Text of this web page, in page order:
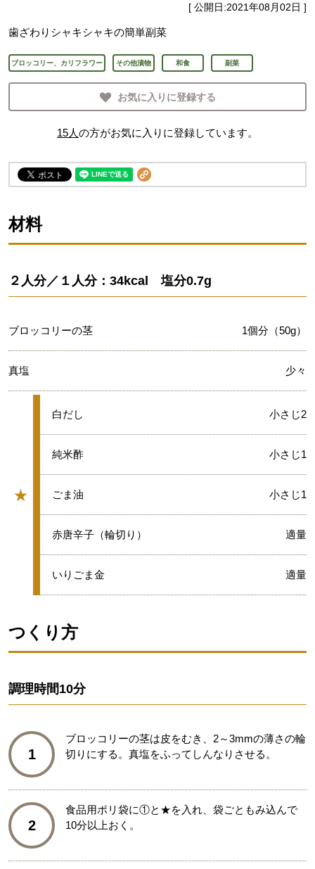
[ 公開日:2021年08月02日 ]
歯ざわりシャキシャキの簡単副菜
ブロッコリー、カリフラワー その他漬物 和食 副菜
お気に入りに登録する
15人の方がお気に入りに登録しています。
材料
２人分／１人分：34kcal 塩分0.7g
ブロッコリーの茎 1個分（50g）
真塩 少々
★
グループ
★
白だし 小さじ2
★
純米酢 小さじ1
★
ごま油 小さじ1
★
赤唐辛子（輪切り） 適量
★
いりごま金 適量
つくり方
調理時間10分
1
ブロッコリーの茎は皮をむき、2～3mmの薄さの輪
切りにする。真塩をふってしんなりさせる。
2
食品用ポリ袋に①と★を入れ、袋ごともみ込んで
10分以上おく。